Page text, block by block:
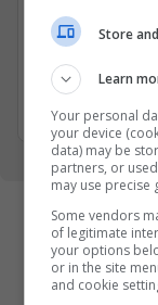
Shërbime te
Krushë e
17 Korrik 2026
Store
Learn
Your personal
your device
data) may be
partners, or
may use precise
Some vendors
of legitimate
your options
or in the site
and cookie